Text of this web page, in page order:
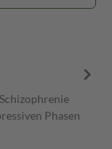
Phasen